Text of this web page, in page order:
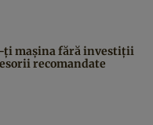
ți mașina fără investiții
recomandate